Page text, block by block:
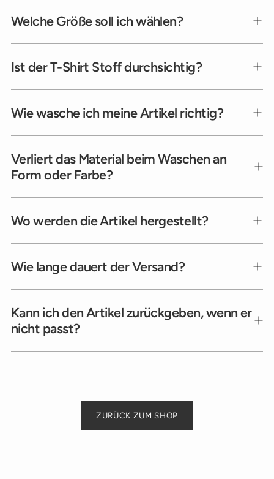
Welche Größe soll ich wählen?
Ist der T-Shirt Stoff durchsichtig?
Wie wasche ich meine Artikel richtig?
Verliert das Material beim Waschen an
Form oder Farbe?
Wo werden die Artikel hergestellt?
Wie lange dauert der Versand?
Kann ich den Artikel zurückgeben, wenn er
nicht passt?
ZURÜCK ZUM SHOP